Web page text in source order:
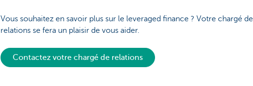
Vous souhaitez en savoir plus sur le leveraged finance ? Votre chargé de
relations se fera un plaisir de vous aider.
Contactez votre chargé de relations